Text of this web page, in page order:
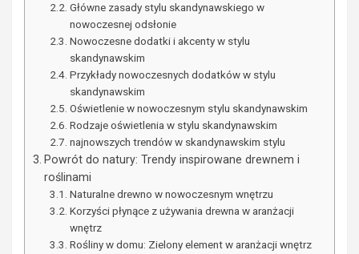
Główne zasady stylu skandynawskiego w
nowoczesnej odsłonie
Nowoczesne dodatki i akcenty w stylu
skandynawskim
Przykłady nowoczesnych dodatków w stylu
skandynawskim
Oświetlenie w nowoczesnym stylu skandynawskim
Rodzaje oświetlenia w stylu skandynawskim
najnowszych trendów w skandynawskim stylu
Powrót do natury: Trendy inspirowane drewnem i
roślinami
Naturalne drewno w nowoczesnym wnętrzu
Korzyści płynące z używania drewna w aranżacji
wnętrz
Rośliny w domu: Zielony element w aranżacji wnętrz